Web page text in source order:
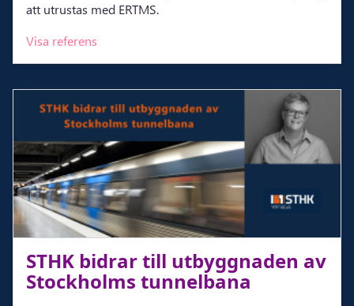
att utrustas med ERTMS.
Visa referens
STHK bi­drar till ut­bygg­na­den av
Stock­holms tun­nel­ba­na